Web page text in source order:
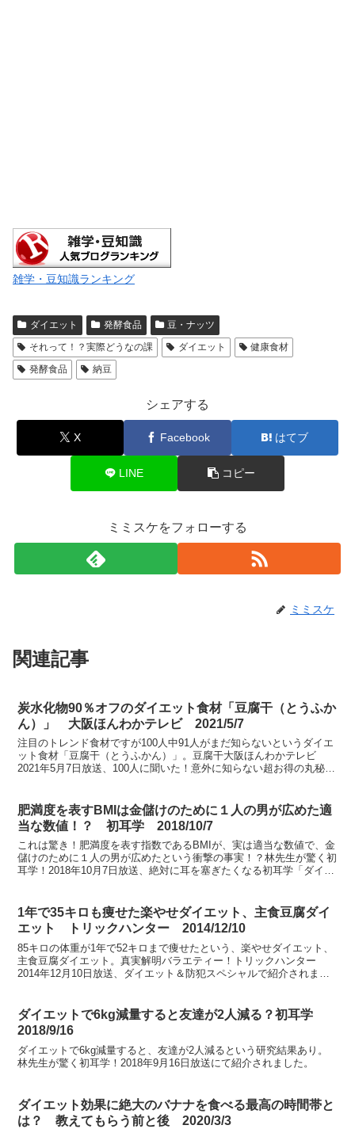
雑学・豆知識ランキング
ダイエット 発酵食品
豆・ナッツ
それって！？実際どうなの課
ダイエット
健康食材
発酵食品
納豆
シェアする
X Facebook はてブ
LINE コピー
ミミスケをフォローする
ミミスケ
関連記事
炭水化物90％オフのダイエット食材「豆腐干（とうふか
ん）」 大阪ほんわかテレビ 2021/5/7
注目のトレンド食材ですが100人中91人がまだ知らないというダイエ
ット食材「豆腐干（とうふかん）」。豆腐干大阪ほんわかテレビ
2021年5月7日放送、100人に聞いた！意外に知らない超お得の丸秘サ
肥満度を表すBMIは金儲けのために１人の男が広めた適
当な数値！？ 初耳学 2018/10/7
これは驚き！肥満度を表す指数であるBMIが、実は適当な数値で、金
儲けのために１人の男が広めたという衝撃の事実！？林先生が驚く初
耳学！2018年10月7日放送、絶対に耳を塞ぎたくなる初耳学「ダイエ
1年で35キロも痩せた楽やせダイエット、主食豆腐ダイ
エット トリックハンター 2014/12/10
85キロの体重が1年で52キロまで痩せたという、楽やせダイエット、
主食豆腐ダイエット。真実解明バラエティー！トリックハンター
2014年12月10日放送、ダイエット＆防犯スペシャルで紹介されまし
ダイエットで6kg減量すると友達が2人減る？初耳学
2018/9/16
ダイエットで6kg減量すると、友達が2人減るという研究結果あり。
林先生が驚く初耳学！2018年9月16日放送にて紹介されました。
ダイエット効果に絶大のバナナを食べる最高の時間帯と
は？ 教えてもらう前と後 2020/3/3